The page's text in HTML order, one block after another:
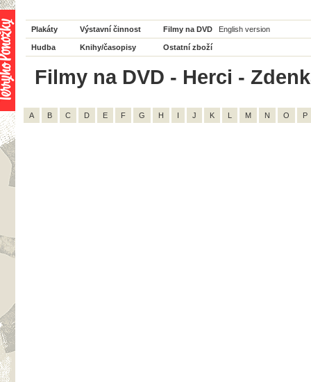
Plakáty Výstavní činnost Filmy na DVD English version
Hudba Knihy/časopisy Ostatní zboží
Filmy na DVD - Herci -
A B C D E F G H I J K L M N O P